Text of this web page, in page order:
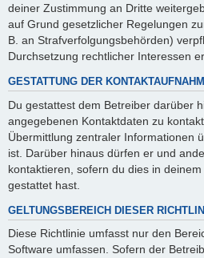
deiner Zustimmung an Dritte
auf Grund gesetzlicher Regelungen
B. an Strafverfolgungsbehörden)
Durchsetzung rechtlicher Interessen
GESTATTUNG DER
Du gestattest dem Betreiber darüber
angegebenen Kontaktdaten zu
Übermittlung zentraler Informationen
ist. Darüber hinaus dürfen er und
kontaktieren, sofern du dies in
gestattet hast.
GELTUNGSBEREICH DIESER
Diese Richtlinie umfasst nur den
Software umfassen. Sofern der